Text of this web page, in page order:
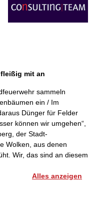
mit an
sammeln
ein / Im
Dünger für Felder
können wir umgehen“,
der Stadt-
Wolken, aus denen
Wir, das sind an diesem
Alles anzeigen